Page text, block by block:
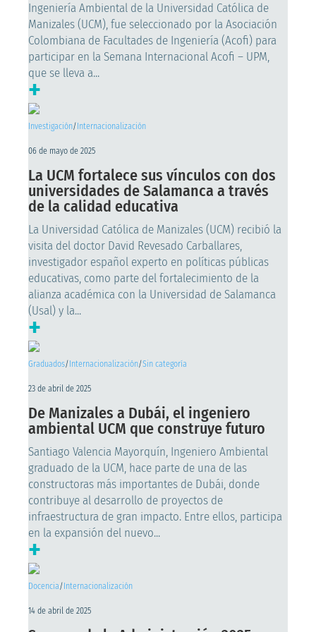
Ingeniería Ambiental de la Universidad Católica de
Manizales (UCM), fue seleccionado por la Asociación
Colombiana de Facultades de Ingeniería (Acofi) para
participar en la Semana Internacional Acofi – UPM,
que se lleva a...
+
Investigación/ Internacionalización
06 de mayo de 2025
La UCM fortalece sus vínculos con dos
universidades de Salamanca a través
de la calidad educativa
La Universidad Católica de Manizales (UCM) recibió la
visita del doctor David Revesado Carballares,
investigador español experto en políticas públicas
educativas, como parte del fortalecimiento de la
alianza académica con la Universidad de Salamanca
(Usal) y la...
+
Graduados/ Internacionalización/Sin categoría
23 de abril de 2025
De Manizales a Dubái, el ingeniero
ambiental UCM que construye futuro
Santiago Valencia Mayorquín, Ingeniero Ambiental
graduado de la UCM, hace parte de una de las
constructoras más importantes de Dubái, donde
contribuye al desarrollo de proyectos de
infraestructura de gran impacto. Entre ellos, participa
en la expansión del nuevo...
+
Docencia/ Internacionalización
14 de abril de 2025